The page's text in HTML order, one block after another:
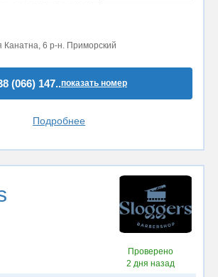
Канатна, 6 р-н. Приморский
(066) 147..показать номер
Подробнее
Проверено
2 дня назад